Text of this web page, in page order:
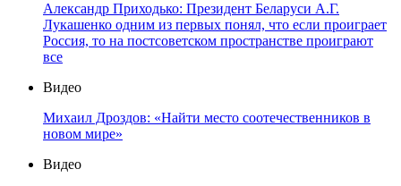
Александр Приходько: Президент Беларуси А.Г.
Лукашенко одним из первых понял, что если проиграет
Россия, то на постсоветском пространстве проиграют
все
Видео
Михаил Дроздов: «Найти место соотечественников в
новом мире»
Видео